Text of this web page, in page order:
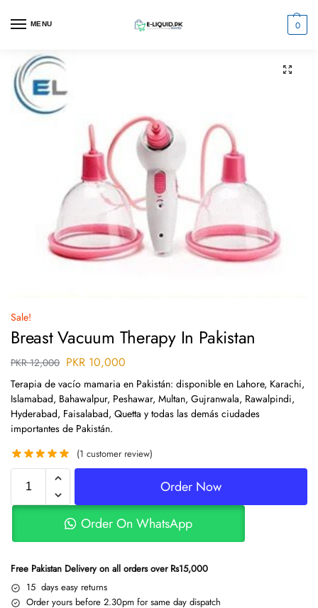
MENU 0
Sale!
Breast Vacuum Therapy In Pakistan
PKR12,000 PKR 10,000
Terapia de vacío mamaria en Pakistán: disponible en Lahore, Karachi,
Islamabad, Bahawalpur, Peshawar, Multan, Gujranwala, Rawalpindi,
Hyderabad, Faisalabad, Quetta y todas las demás ciudades
importantes de Pakistán.
(1 customer review)
Order Now
Order On WhatsApp
Free Pakistan Delivery on all orders over Rs15,000
15 days easy returns
Order yours before 2.30pm for same day dispatch